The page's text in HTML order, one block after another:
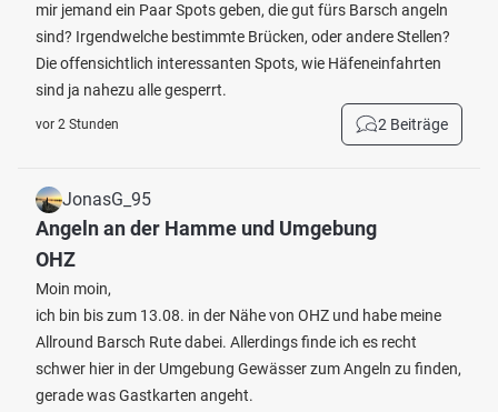
mir jemand ein Paar Spots geben, die gut fürs Barsch angeln
sind? Irgendwelche bestimmte Brücken, oder andere Stellen?
Die offensichtlich interessanten Spots, wie Häfeneinfahrten
sind ja nahezu alle gesperrt.
vor 2 Stunden 2 Beiträge
JonasG_95
Angeln an der Hamme und Umgebung
OHZ
Moin moin,
ich bin bis zum 13.08. in der Nähe von OHZ und habe meine
Allround Barsch Rute dabei. Allerdings finde ich es recht
schwer hier in der Umgebung Gewässer zum Angeln zu finden,
gerade was Gastkarten angeht.